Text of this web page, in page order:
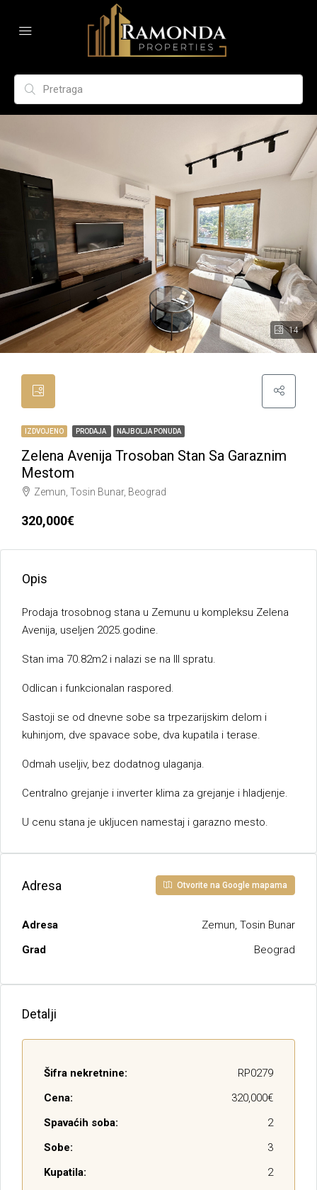
14
IZDVOJENO PRODAJA NAJBOLJA PONUDA
Zelena Avenija Trosoban Stan Sa Garaznim
Mestom
Zemun, Tosin Bunar, Beograd
320,000€
Opis
Prodaja trosobnog stana u Zemunu u kompleksu Zelena
Avenija, useljen 2025.godine.
Stan ima 70.82m2 i nalazi se na III spratu.
Odlican i funkcionalan raspored.
Sastoji se od dnevne sobe sa trpezarijskim delom i
kuhinjom, dve spavace sobe, dva kupatila i terase.
Odmah useljiv, bez dodatnog ulaganja.
Centralno grejanje i inverter klima za grejanje i hladjenje.
U cenu stana je ukljucen namestaj i garazno mesto.
Adresa Otvorite na Google mapama
Adresa
Zemun, Tosin Bunar
Grad
Beograd
Detalji
Šifra nekretnine:
RP0279
Cena:
320,000€
Spavaćih soba:
2
Sobe:
3
Kupatila:
2